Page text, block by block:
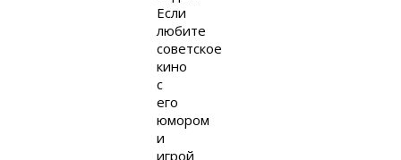
Если
любите
советское
кино
с
его
юмором
и
игрой